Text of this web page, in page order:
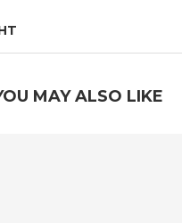
MAY ALSO LIKE